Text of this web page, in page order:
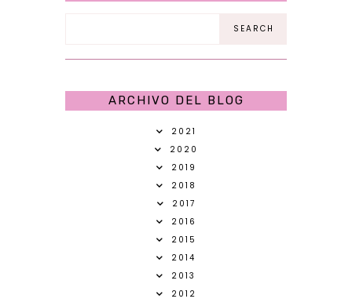
ARCHIVO DEL BLOG
2021
2020
2019
2018
2017
2016
2015
2014
2013
2012